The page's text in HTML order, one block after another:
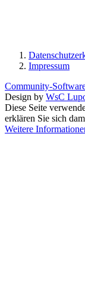
Impressum
Community-
Design by WsC
Diese Seite
erklären Sie sich
Weitere